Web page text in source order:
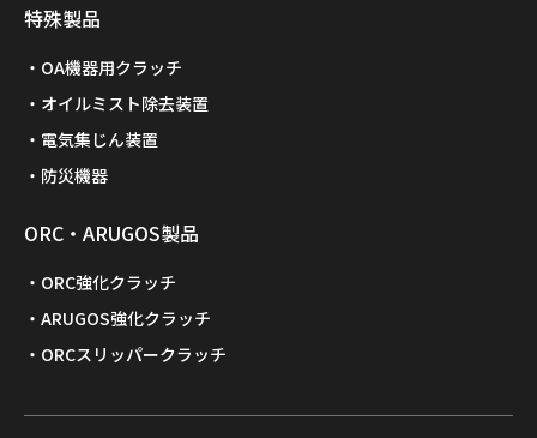
特殊製品
OA機器用クラッチ
オイルミスト除去装置
電気集じん装置
防災機器
ORC・ARUGOS製品
ORC強化クラッチ
ARUGOS強化クラッチ
ORCスリッパークラッチ